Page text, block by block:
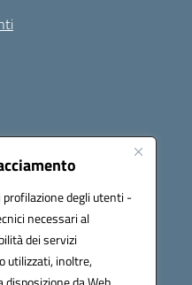
degli utenti -
necessari al
dei servizi
utilizzati, inoltre,